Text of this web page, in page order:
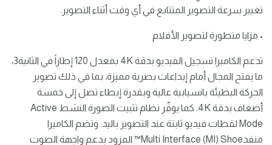
تغيير سرعة التصوير المتتابع في أي وقت أثناء التصوير.
•⁠ ⁠مزايا متطورة لتصوير الأفلام
تدعم الكاميرا تسجيل الفيديو بدقة 4K بمعدل 120 إطاراً في الثانية3،
ما يفتح المجال أمام إبداعات بصرية مميزة، بما في ذلك تصوير
الحركة البطيئة بانسيابية عالية وبقدرة إبطاء تصل إلى خمسة
أضعاف بدقة 4K. كما يوفّر نظام تثبيت الصورة النشط Active
Mode لقطات فيديو ثابتة عند التصوير باليد. وتضم الكاميرا
منفذMulti Interface (MI) Shoe™️ المزود بدعم واجهة الصوت